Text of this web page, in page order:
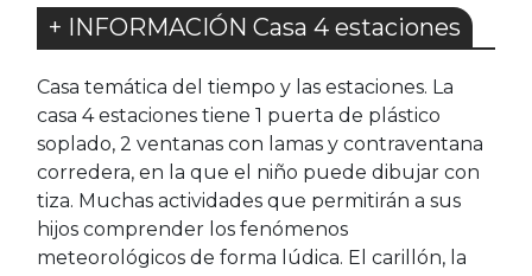
+ INFORMACIÓN Casa 4 estaciones
Casa temática del tiempo y las estaciones. La
casa 4 estaciones tiene 1 puerta de plástico
soplado, 2 ventanas con lamas y contraventana
corredera, en la que el niño puede dibujar con
tiza. Muchas actividades que permitirán a sus
hijos comprender los fenómenos
meteorológicos de forma lúdica. El carillón, la